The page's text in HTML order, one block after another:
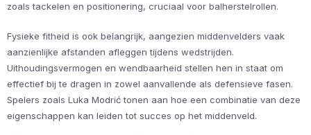
zoals tackelen en positionering, cruciaal voor balherstelrollen.
Fysieke fitheid is ook belangrijk, aangezien middenvelders vaak
aanzienlijke afstanden afleggen tijdens wedstrijden.
Uithoudingsvermogen en wendbaarheid stellen hen in staat om
effectief bij te dragen in zowel aanvallende als defensieve fasen.
Spelers zoals Luka Modrić tonen aan hoe een combinatie van deze
eigenschappen kan leiden tot succes op het middenveld.